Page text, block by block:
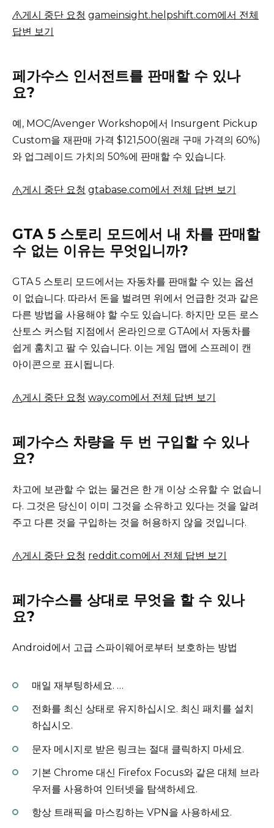
게시 중단 요청 gameinsight.helpshift.com에서 전체
답변 보기
페가수스 인서전트를 판매할 수 있나
요?
예, MOC/Avenger Workshop에서 Insurgent Pickup
Custom을 재판매 가격 $121,500(원래 구매 가격의 60%)
와 업그레이드 가치의 50%에 판매할 수 있습니다.
게시 중단 요청 gtabase.com에서 전체 답변 보기
GTA 5 스토리 모드에서 내 차를 판매할
수 없는 이유는 무엇입니까?
GTA 5 스토리 모드에서는 자동차를 판매할 수 있는 옵션
이 없습니다. 따라서 돈을 벌려면 위에서 언급한 것과 같은
다른 방법을 사용해야 할 수도 있습니다. 하지만 모든 로스
산토스 커스텀 지점에서 온라인으로 GTA에서 자동차를
쉽게 훔치고 팔 수 있습니다. 이는 게임 맵에 스프레이 캔
아이콘으로 표시됩니다.
게시 중단 요청 way.com에서 전체 답변 보기
페가수스 차량을 두 번 구입할 수 있나
요?
차고에 보관할 수 없는 물건은 한 개 이상 소유할 수 없습니
다. 그것은 당신이 이미 그것을 소유하고 있다는 것을 알려
주고 다른 것을 구입하는 것을 허용하지 않을 것입니다.
게시 중단 요청 reddit.com에서 전체 답변 보기
페가수스를 상대로 무엇을 할 수 있나
요?
Android에서 고급 스파이웨어로부터 보호하는 방법
매일 재부팅하세요. …
전화를 최신 상태로 유지하십시오. 최신 패치를 설치
하십시오.
문자 메시지로 받은 링크는 절대 클릭하지 마세요.
기본 Chrome 대신 Firefox Focus와 같은 대체 브라
우저를 사용하여 인터넷을 탐색하세요.
항상 트래픽을 마스킹하는 VPN을 사용하세요.